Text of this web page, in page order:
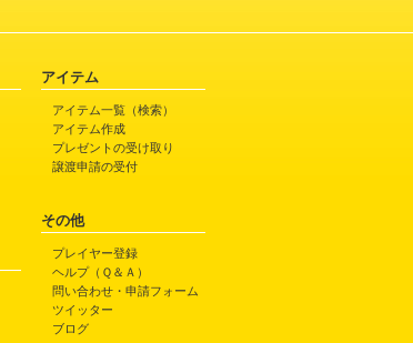
アイテム
アイテム一覧（検索）
アイテム作成
プレゼントの受け取り
譲渡申請の受付
その他
プレイヤー登録
ヘルプ（Ｑ＆Ａ）
問い合わせ・申請フォーム
ツイッター
ブログ